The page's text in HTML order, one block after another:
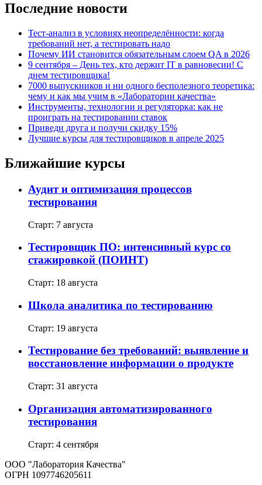
Последние новости
Тест-анализ в условиях неопределённости: когда
требований нет, а тестировать надо
Почему ИИ становится обязательным слоем QA в 2026
9 сентября – День тех, кто держит IT в равновесии! С
днем тестировщика!
7000 выпускников и ни одного бесполезного теоретика:
чему и как мы учим в «Лаборатории качества»
Инструменты, технологии и регуляторка: как не
проиграть на тестировании ставок
Приведи друга и получи скидку 15%
Лучшие курсы для тестировщиков в апреле 2025
Ближайшие курсы
Аудит и оптимизация процессов
тестирования
Старт: 7 августа
Тестировщик ПО: интенсивный курс со
стажировкой (ПОИНТ)
Старт: 18 августа
Школа аналитика по тестированию
Старт: 19 августа
Тестирование без требований: выявление и
восстановление информации о продукте
Старт: 31 августа
Организация автоматизированного
тестирования
Старт: 4 сентября
ООО "Лаборатория Качества"
ОГРН 1097746205611